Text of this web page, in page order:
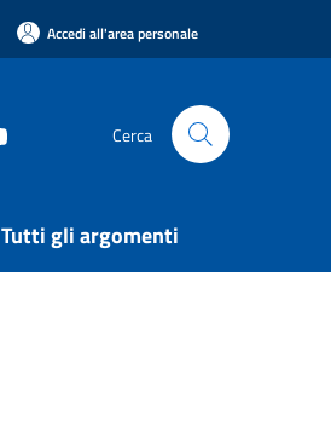
Accedi all'area personale
Cerca
Tutti gli argomenti